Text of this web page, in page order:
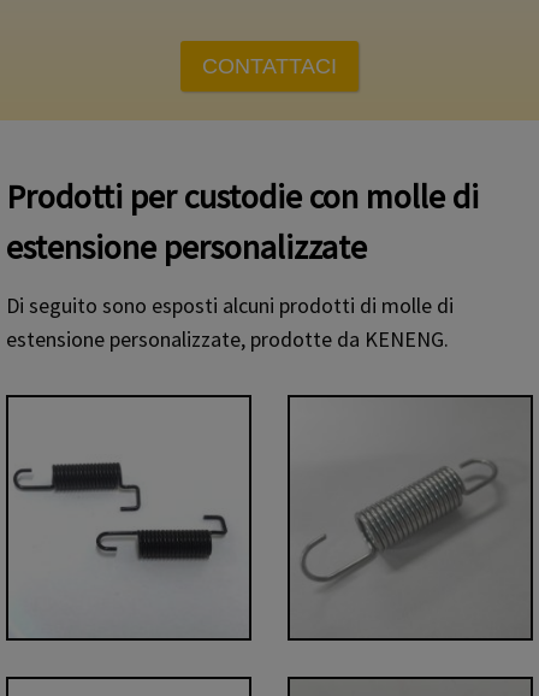
CONTATTACI
Prodotti per custodie con molle di
estensione personalizzate
Di seguito sono esposti alcuni prodotti di molle di
estensione personalizzate, prodotte da KENENG.